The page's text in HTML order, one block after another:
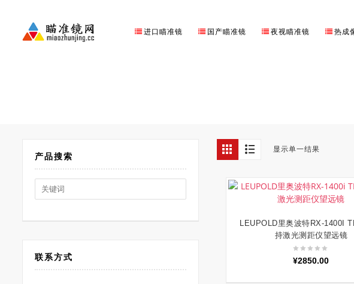
进口瞄准镜 国产瞄准镜 夜视瞄准镜 热成
产品搜索
Search
for:
联系方式
显示单一结果
加入购物车
LEUPOLD里奥波特RX-1400I
持激光测距仪望远镜
¥2850.00